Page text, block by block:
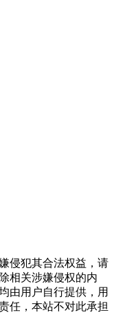
侵犯其合法权益，请
相关涉嫌侵权的内
由用户自行提供，用
任，本站不对此承担